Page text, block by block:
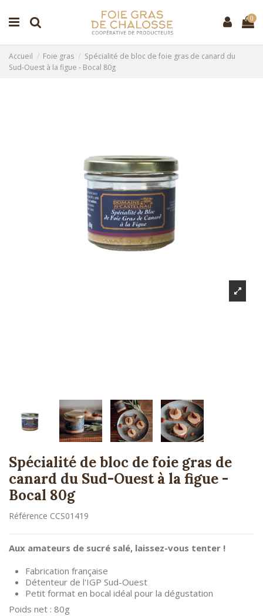
0
Accueil Foie gras
Spécialité de bloc de foie gras de canard du
Sud-Ouest à la figue - Bocal 80g
Spécialité de bloc de foie gras de
canard du Sud-Ouest à la figue -
Bocal 80g
Référence CCS01419
Aux amateurs de sucré salé, laissez-vous tenter !
Fabrication française
Détenteur de l'IGP Sud-Ouest
Petit format en bocal idéal pour la dégustation
Poids net : 80g